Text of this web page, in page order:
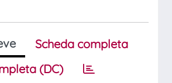
Scheda completa
(DC)